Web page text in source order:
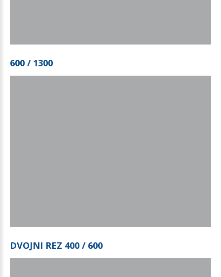
600 / 1300
DVOJNI REZ 400 / 600